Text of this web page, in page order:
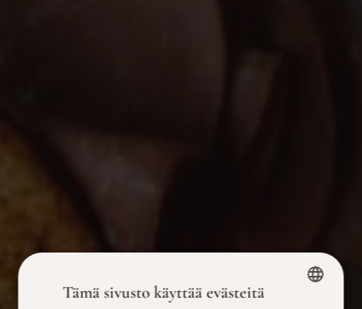
Tämä sivusto käyttää evästeitä